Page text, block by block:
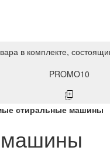
в комплекте,
PROMO10
стиральные машины
машины